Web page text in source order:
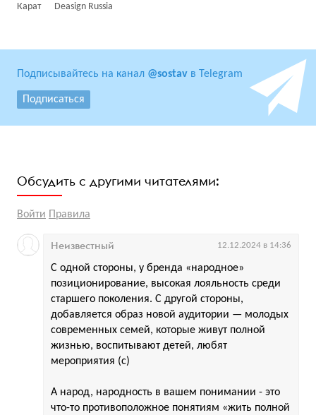
Карат Deasign Russia
Подписывайтесь на канал @sostav в Telegram
Подписаться
Обсудить с другими читателями:
Войти Правила
С одной стороны, у бренда «народное»
позиционирование, высокая лояльность среди
старшего поколения. С другой стороны,
добавляется образ новой аудитории — молодых
современных семей, которые живут полной
жизнью, воспитывают детей, любят
мероприятия (с)
А народ, народность в вашем понимании - это
что-то противоположное понятиям «жить полной
Неизвестный 12.12.2024 в 14:36